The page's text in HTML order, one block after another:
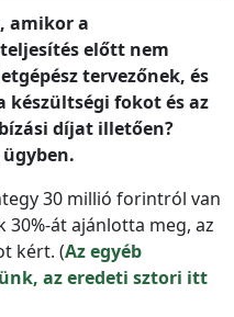
amikor a
előtt nem
tervezőnek, és
készültségi fokot és az
díjat illetően?
30 millió forintról van
30%-át ajánlotta meg, az
kért. (Az egyéb
az eredeti sztori itt